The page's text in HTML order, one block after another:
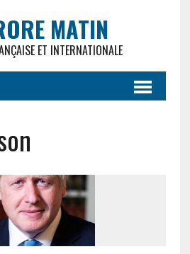
MATIN
ET INTERNATIONALE